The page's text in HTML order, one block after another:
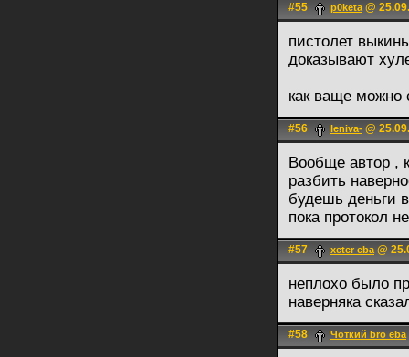
#55 p0keta@
пистолет
доказывают
как ваще можно
#56 leniva- @
Вообще автор ,
разбить
будешь деньги
пока протокол
#57 xeter eba@
неплохо было
наверняка
#58 Чоткий bro eba